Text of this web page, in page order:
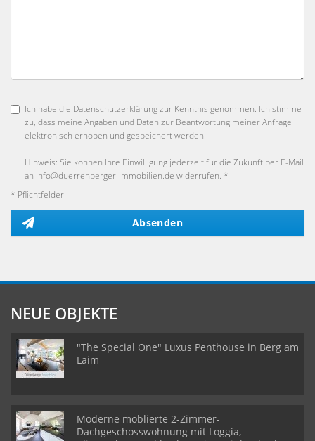
Ich habe die Datenschutzerklärungzur Kenntnis genommen. Ich stimme
zu, dass meine Angaben und Daten zur Beantwortung meiner Anfrage
elektronisch erhoben und gespeichert werden.
Hinweis: Sie können Ihre Einwilligung jederzeit für die Zukunft per E-Mail
an info@duerrenberger-immobilien.de widerrufen. *
* Pflichtfelder
Absenden
NEUE OBJEKTE
"The Special One" Luxus Penthouse in Berg am
Laim
Moderne möblierte 2-Zimmer-
Dachgeschosswohnung mit Loggia,